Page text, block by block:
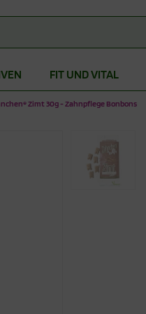
FIT UND VITAL
Zimt 30g - Zahnpflege Bonbons